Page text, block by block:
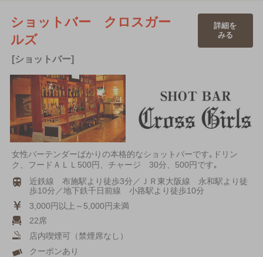
ショットバー クロスガー
ルズ
[ショットバー]
詳細を
みる
女性バーテンダーばかりの本格的なショットバーです｡ドリン
ク、フードＡＬＬ500円、チャージ 30分、500円です｡
近鉄線 布施駅より徒歩3分／ＪＲ東大阪線 永和駅より徒
歩10分／地下鉄千日前線 小路駅より徒歩10分
3,000円以上～5,000円未満
22席
店内喫煙可（禁煙席なし）
クーポンあり